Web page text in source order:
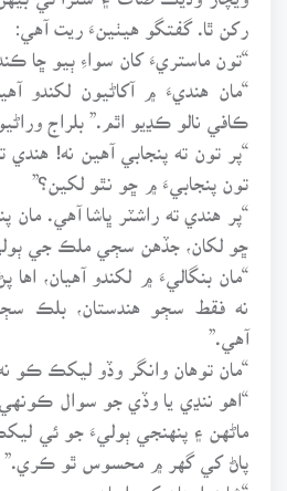
رکن ٿا. گفتگو هيٺينءَ ريت آهي:
“تون ماستريءَ کان سواءِ ٻيو ڇا
“مان هنديءَ ۾ آکاڻيون لکندو
ڪافي نالو ڪڍيو اٿم.” بلراج
“پر تون ته پنجابي آهين نه! هندي
تون پنجابيءَ ۾ ڇو نٿو لکين؟”
“پر هندي ته راشٽر ڀاشا آهي. مان
ڇو لکان، جڏهن سڄي ملڪ جي
“مان بنگاليءَ ۾ لکندو آهيان، اها
نه فقط سڄو هندستان، بلڪ
آهي.”
“مان توهان وانگر وڏو ليکڪ ڪو نه
“اهو ننڍي يا وڏي جو سوال
ماڻهن ۽ پنهنجي ٻوليءَ جو ئي
پاڻ کي گهر ۾ محسوس ٿو ڪري.”